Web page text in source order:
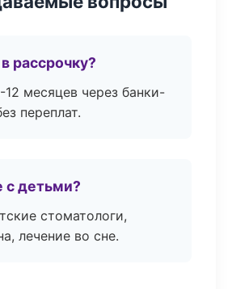
рассрочку?
месяцев через банки-
переплат.
с детьми?
стоматологи,
лечение во сне.